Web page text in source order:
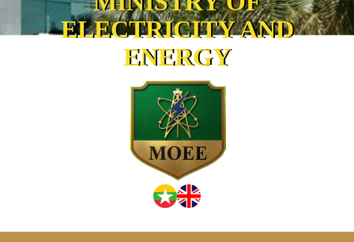
ELECTRICITY AND
ENERGY